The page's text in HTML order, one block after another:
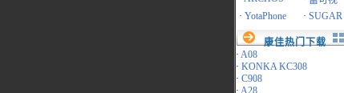
· YotaPhone · SUGAR
康佳热门下载
· A08
· KONKA KC308
· C908
· A28